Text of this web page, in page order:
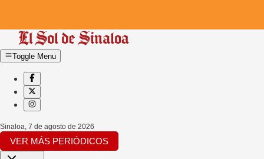
Toggle Menu
Sinaloa, 7 de agosto de 2026
VER MÁS PERIÓDICOS